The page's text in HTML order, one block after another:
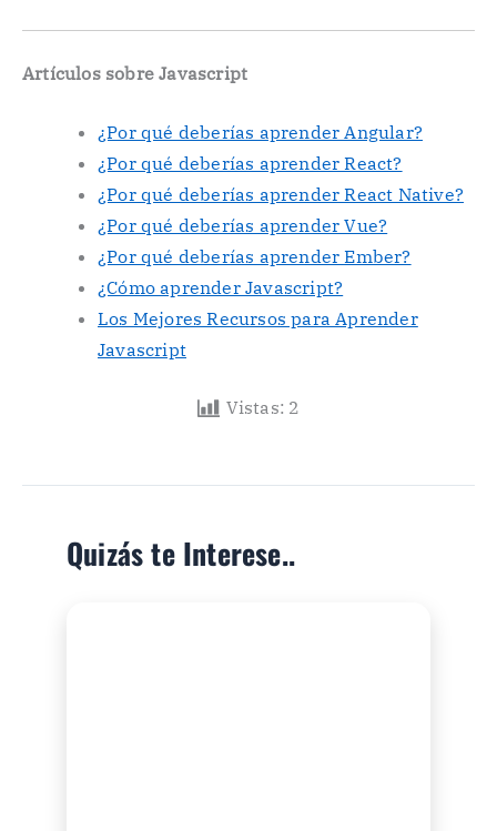
Artículos sobre Javascript
¿Por qué deberías aprender Angular?
¿Por qué deberías aprender React?
¿Por qué deberías aprender React Native?
¿Por qué deberías aprender Vue?
¿Por qué deberías aprender Ember?
¿Cómo aprender Javascript?
Los Mejores Recursos para Aprender
Javascript
Vistas: 2
Quizás te Interese..